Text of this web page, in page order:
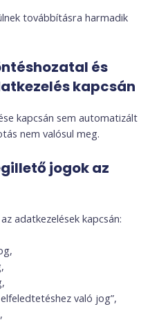
továbbításra harmadik
és
kapcsán
kapcsán sem automatizált
nem valósul meg.
jogok az
adatkezelések kapcsán:
való jog”,